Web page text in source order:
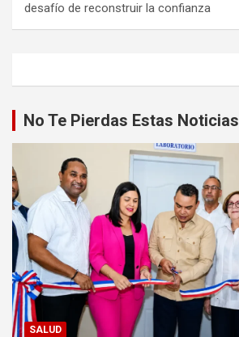
desafío de reconstruir la confianza
No Te Pierdas Estas Noticias
SALUD